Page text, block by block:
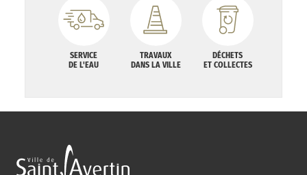
SERVICE
DE L'EAU
TRAVAUX
DANS LA VILLE
DÉCHETS
ET COLLECTES